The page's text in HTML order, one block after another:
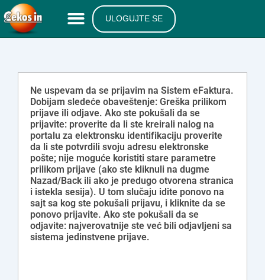
ULOGUJTE SE
Ne uspevam da se prijavim na Sistem eFaktura.
Dobijam sledeće obaveštenje: Greška prilikom
prijave ili odjave. Ako ste pokušali da se
prijavite: proverite da li ste kreirali nalog na
portalu za elektronsku identifikaciju proverite
da li ste potvrdili svoju adresu elektronske
pošte; nije moguće koristiti stare parametre
prilikom prijave (ako ste kliknuli na dugme
Nazad/Back ili ako je predugo otvorena stranica
i istekla sesija). U tom slučaju idite ponovo na
sajt sa kog ste pokušali prijavu, i kliknite da se
ponovo prijavite. Ako ste pokušali da se
odjavite: najverovatnije ste već bili odjavljeni sa
sistema jedinstvene prijave.